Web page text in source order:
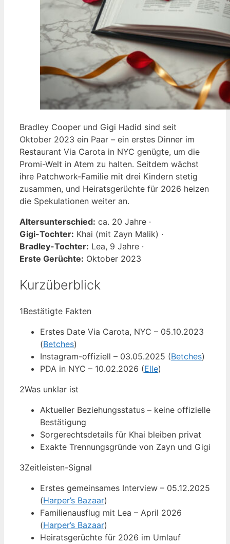
Bradley Cooper und Gigi Hadid sind seit
Oktober 2023 ein Paar – ein erstes Dinner im
Restaurant Via Carota in NYC genügte, um die
Promi-Welt in Atem zu halten. Seitdem wächst
ihre Patchwork-Familie mit drei Kindern stetig
zusammen, und Heiratsgerüchte für 2026 heizen
die Spekulationen weiter an.
Altersunterschied: ca. 20 Jahre ·
Gigi-Tochter: Khai (mit Zayn Malik) ·
Bradley-Tochter: Lea, 9 Jahre ·
Erste Gerüchte: Oktober 2023
Kurzüberblick
1Bestätigte Fakten
Erstes Date Via Carota, NYC – 05.10.2023
(Betches)
Instagram-offiziell – 03.05.2025 (Betches)
PDA in NYC – 10.02.2026 (Elle)
2Was unklar ist
Aktueller Beziehungsstatus – keine offizielle
Bestätigung
Sorgerechtsdetails für Khai bleiben privat
Exakte Trennungsgründe von Zayn und Gigi
3Zeitleisten-Signal
Erstes gemeinsames Interview – 05.12.2025
(Harper’s Bazaar)
Familienausflug mit Lea – April 2026
(Harper’s Bazaar)
Heiratsgerüchte für 2026 im Umlauf